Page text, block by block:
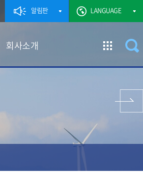
알림판 LANGUAGE
회사소개